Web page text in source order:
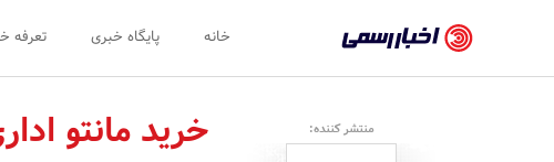
رسمی
-
اخبار
خانه پایگاه خبری تعرفه
منتشر کننده: خرید مانتو